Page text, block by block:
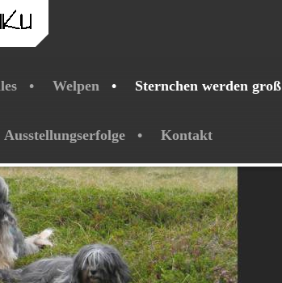
Welpen Sternchen werden groß
Ausstellungserfolge Kontakt